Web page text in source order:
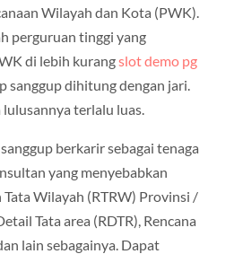
Wilayah dan Kota (PWK).
perguruan tinggi yang
di lebih kurangslot demo pg
sanggup dihitung dengan jari.
terlalu luas.
berkarir sebagai tenaga
yang menyebabkan
Tata Wilayah (RTRW) Provinsi /
Tata area (RDTR), Rencana
lain sebagainya. Dapat